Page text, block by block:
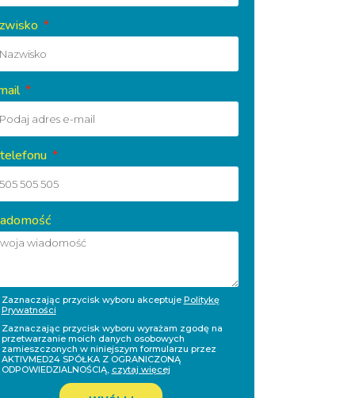
Zaznaczając przycisk wyboru akceptuje Politykę
Prywatności
Zaznaczając przycisk wyboru wyrażam zgodę na
przetwarzanie moich danych osobowych
zamieszczonych w niniejszym formularzu przez
AKTIVMED24 SPÓŁKA Z OGRANICZONĄ
ODPOWIEDZIALNOŚCIĄ, czytaj więcej